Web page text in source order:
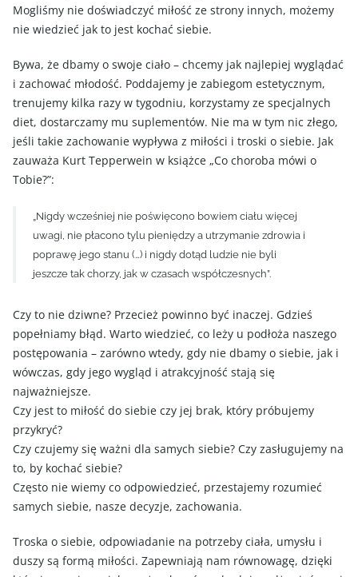
Mogliśmy nie doświadczyć miłość ze strony innych, możemy
nie wiedzieć jak to jest kochać siebie.
Bywa, że dbamy o swoje ciało – chcemy jak najlepiej wyglądać
i zachować młodość. Poddajemy je zabiegom estetycznym,
trenujemy kilka razy w tygodniu, korzystamy ze specjalnych
diet, dostarczamy mu suplementów. Nie ma w tym nic złego,
jeśli takie zachowanie wypływa z miłości i troski o siebie. Jak
zauważa Kurt Tepperwein w książce „Co choroba mówi o
Tobie?”:
„Nigdy wcześniej nie poświęcono bowiem ciału więcej
uwagi, nie płacono tylu pieniędzy a utrzymanie zdrowia i
poprawę jego stanu (…) i nigdy dotąd ludzie nie byli
jeszcze tak chorzy, jak w czasach współczesnych”.
Czy to nie dziwne? Przecież powinno być inaczej. Gdzieś
popełniamy błąd. Warto wiedzieć, co leży u podłoża naszego
postępowania – zarówno wtedy, gdy nie dbamy o siebie, jak i
wówczas, gdy jego wygląd i atrakcyjność stają się
najważniejsze.
Czy jest to miłość do siebie czy jej brak, który próbujemy
przykryć?
Czy czujemy się ważni dla samych siebie? Czy zasługujemy na
to, by kochać siebie?
Często nie wiemy co odpowiedzieć, przestajemy rozumieć
samych siebie, nasze decyzje, zachowania.
Troska o siebie, odpowiadanie na potrzeby ciała, umysłu i
duszy są formą miłości. Zapewniają nam równowagę, dzięki